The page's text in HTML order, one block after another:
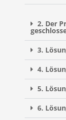
2. Der
3.
4.
5.
6.